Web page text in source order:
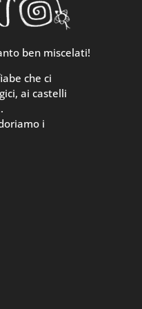
ben miscelati!
che ci
ai castelli
i